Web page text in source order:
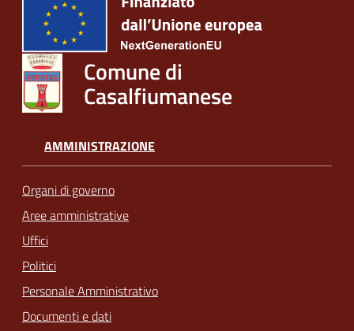
Comune di
Casalfiumanese
AMMINISTRAZIONE
Organi di governo
Aree amministrative
Uffici
Politici
Personale Amministrativo
Documenti e dati